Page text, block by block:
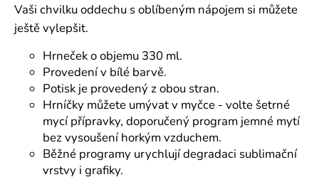
5
hvězdiček.
Vaši chvilku oddechu s oblíbeným nápojem si můžete
ještě vylepšit.
Hrneček o objemu 330 ml.
Provedení v bílé barvě.
Potisk je provedený z obou stran.
Hrníčky můžete umývat v myčce - volte šetrné
mycí přípravky, doporučený program jemné mytí
bez vysoušení horkým vzduchem.
Běžné programy urychlují degradaci sublimační
vrstvy i grafiky.